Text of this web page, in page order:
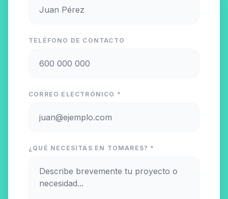
TELÉFONO DE CONTACTO
CORREO ELECTRÓNICO *
¿QUÉ NECESITAS EN TOMARES? *